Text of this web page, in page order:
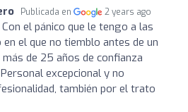
Publicada en 2 years ago
Con el pánico que le tengo a las
el que no tiemblo antes de un
de 25 años de confianza
excepcional y no
también por el trato